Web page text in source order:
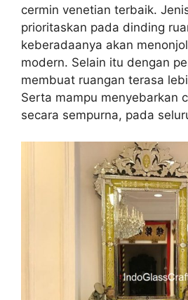
cermin venetian terbaik.
prioritaskan pada dinding
keberadaanya akan
modern. Selain itu dengan
membuat ruangan terasa
Serta mampu menyebarkan
secara sempurna, pada